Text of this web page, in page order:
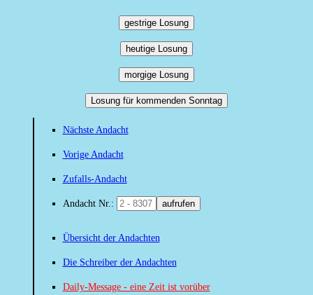
gestrige Losung
heutige Losung
morgige Losung
Losung für kommenden Sonntag
Nächste Andacht
Vorige Andacht
Zufalls-Andacht
Andacht Nr.: aufrufen
Übersicht der Andachten
Die Schreiber der Andachten
Daily-Message - eine Zeit ist vorüber